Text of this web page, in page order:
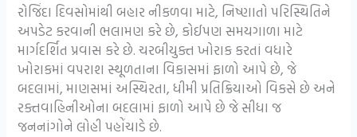
રોજિંદા દિવસોમાંથી બહાર નીકળવા માટે, નિષ્ણાતો પરિસ્થિતિને
અપડેટ કરવાની ભલામણ કરે છે, કોઈપણ સમયગાળા માટે
માર્ગદર્શિત પ્રવાસ કરે છે. ચરબીયુક્ત ખોરાક કરતાં વધારે
ખોરાકમાં વપરાશ સ્થૂળતાના વિકાસમાં ફાળો આપે છે, જે
બદલામાં, માણસમાં અસ્થિરતા, ધીમી પ્રતિક્રિયાઓ વિકસે છે અને
રક્તવાહિનીઓના બદલામાં ફાળો આપે છે જે સીધા જ
જનનાંગોને લોહી પહોંચાડે છે.